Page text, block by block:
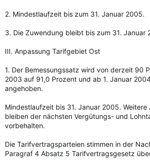
2. Mindestlaufzeit bis zum 31. Januar 2005.
3. Die Zuwendung bleibt bis zum 31. Januar
III. Anpassung Tarifgebiet Ost
1. Der Bemessungssatz wird von derzeit 90
2003 auf 91,0 Prozent und ab 1. Januar
angehoben.
Mindestlaufzeit bis 31. Januar 2005.
bleiben der nächsten Vergütungs- und
vorbehalten.
Die Tarifvertragsparteien stimmen in der
Paragraf 4 Absatz 5 Tarifvertragsgesetz